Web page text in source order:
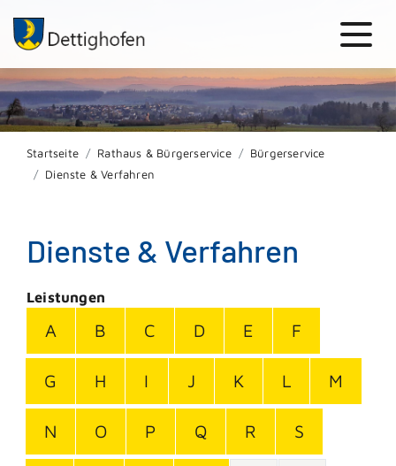
Startseite Rathaus & Bürgerservice
Bürgerservice
Dienste & Verfahren
Dienste & Verfahren
Leistungen
A B C D E F
G H I J K L M
N O P Q R S